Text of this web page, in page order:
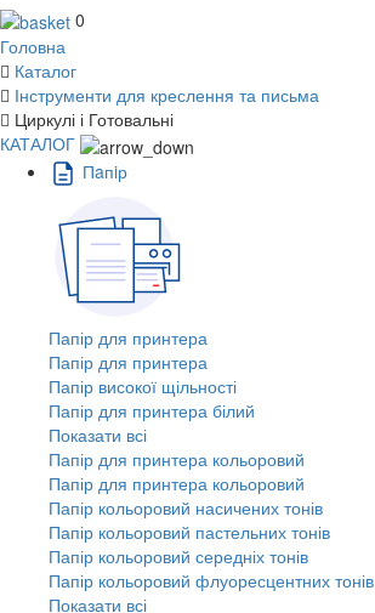
0
Головна
Каталог
Інструменти для креслення та письма
Циркулі і Готовальні
КАТАЛОГ
Пaпiр
Папір для принтера
Папір для принтера
Папір високої щільності
Папір для принтера білий
Показати всі
Папір для принтера кольоровий
Папір для принтера кольоровий
Папір кольоровий насичених тонів
Папір кольоровий пастельних тонів
Папір кольоровий середніх тонів
Папір кольоровий флуоресцентних тонів
Показати всі